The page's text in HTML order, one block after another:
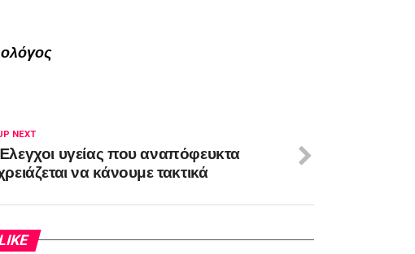
NEXT
υγείας που αναπόφευκτα
να κάνουμε τακτικά